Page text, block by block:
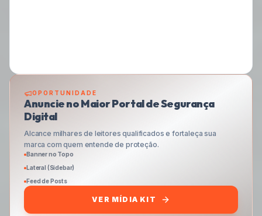
OPORTUNIDADE
Anuncie no Maior Portal de Segurança
Digital
Alcance milhares de leitores qualificados e fortaleça sua
marca com quem entende de proteção.
Banner no Topo
Lateral (Sidebar)
Feed de Posts
VER MÍDIA KIT